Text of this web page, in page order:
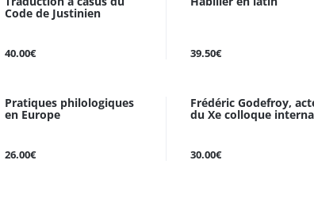
Code de Justinien
40.00€ 39.50€
Pratiques philologiques
en Europe
26.00€
Frédéric Godefroy,
du Xe colloque
30.00€